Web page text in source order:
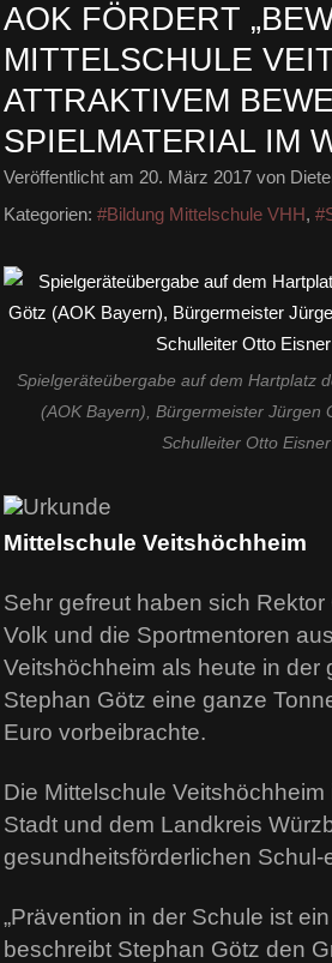
AOK FÖRDERT
MITTELSCHULE
ATTRAKTIVEM
SPIELMATERIAL IM
Veröffentlicht am 20. März 2017 von
Kategorien: #Bildung Mittelschule VHH,
Spielgeräteübergabe auf dem Hartplatz
(AOK Bayern), Bürgermeister Jürgen
Schulleiter Otto
Mittelschule Veitshöchheim
Sehr gefreut haben sich
Volk und die Sportmentoren
Veitshöchheim als heute in
Stephan Götz eine ganze
Euro vorbeibrachte.
Die Mittelschule
Stadt und dem Landkreis
gesundheitsförderlichen
„Prävention in der Schule ist
beschreibt Stephan Götz den